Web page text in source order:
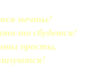
мечты!
то сбудется!
просты,